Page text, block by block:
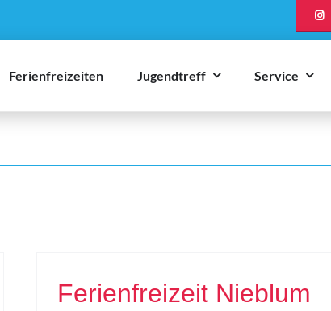
Ferienfreizeiten Jugendtreff Service
Ferienfreizeit Nieblum